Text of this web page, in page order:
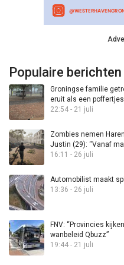
Populaire berichten
Groningse familie
eruit als een
22:54 - 21 juli
Zombies nemen
Justin (29): “Vanaf
16:11 - 26 juli
Automobilist maakt
13:36 - 26 juli
FNV: “Provincies
wanbeleid Qbuzz”
19:44 - 21 juli